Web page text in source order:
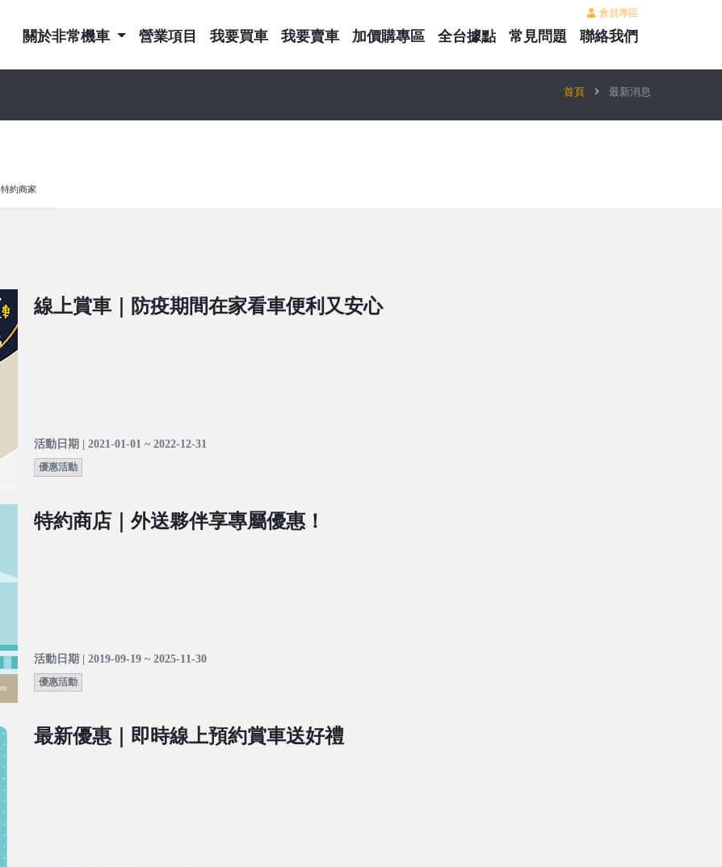
會員專區
關於非常機車 營業項目 我要買車 我要賣車 加價購專區 全台據點 常見問題 聯絡我們
首頁 最新消息
特約商家
線上賞車｜防疫期間在家看車便利又安心
活動日期 | 2021-01-01 ~ 2022-12-31
優惠活動
特約商店｜外送夥伴享專屬優惠！
活動日期 | 2019-09-19 ~ 2025-11-30
優惠活動
最新優惠｜即時線上預約賞車送好禮